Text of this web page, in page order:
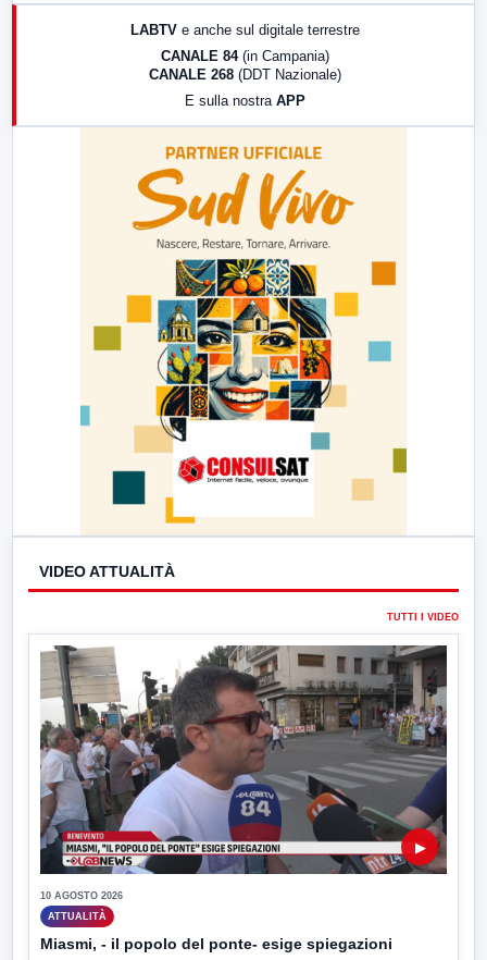
LABTV e anche sul digitale terrestre
CANALE 84 (in Campania)
CANALE 268 (DDT Nazionale)
E sulla nostra APP
VIDEO ATTUALITÀ
TUTTI I VIDEO
▶
10 AGOSTO 2026
ATTUALITÀ
Miasmi, - il popolo del ponte- esige spiegazioni